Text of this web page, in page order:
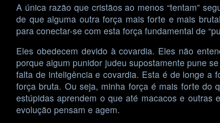
A única razão que cristãos ao menos “tentam”
de que alguma outra força mais forte e mais
para conectar-se com esta força fundamental de
Eles obedecem devido à covardia. Eles não
porque algum punidor judeu supostamente pune
falta de inteligência e covardia. Esta é de longe a
força bruta. Ou seja, minha força é mais forte do
estúpidas aprendem o que até macacos e
evolução pensam e agem.